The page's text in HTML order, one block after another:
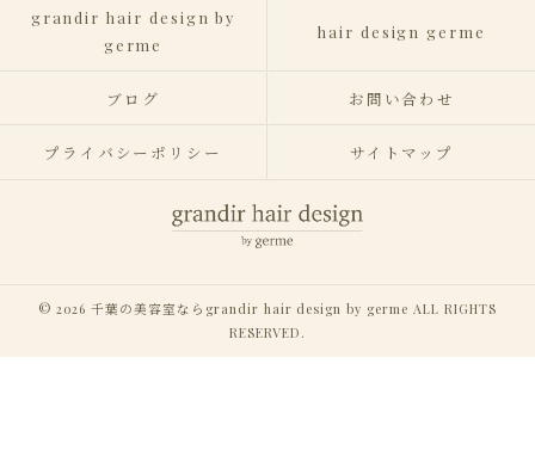
grandir hair design by
germe
hair design germe
ブログ お問い合わせ
プライバシーポリシー サイトマップ
© 2026 千葉の美容室ならgrandir hair design by germe ALL RIGHTS
RESERVED.